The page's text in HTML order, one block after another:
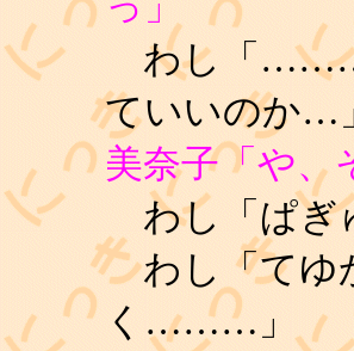
わし「………
ていいのか…
美奈子「や、
わし「ぱぎ
わし「てゆ
く………」